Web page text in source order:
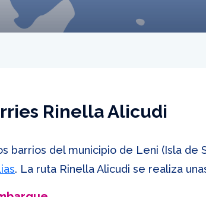
Rinella Alicudi
barrios del municipio de Leni (Isla de
. La ruta Rinella Alicudi se realiza